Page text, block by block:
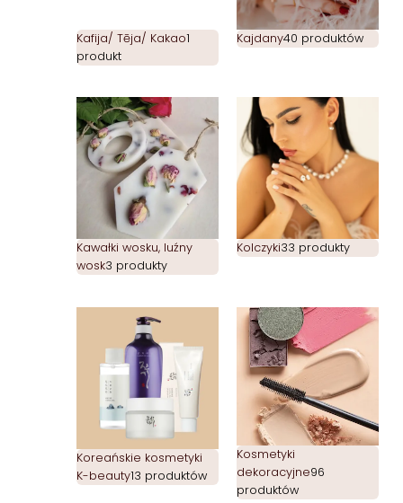
Kafija/ Tēja/ Kakao1
produkt
Kajdany40 produktów
Kawałki wosku, luźny
wosk3 produkty
Kolczyki33 produkty
Koreańskie kosmetyki
K-beauty13 produktów
Kosmetyki
dekoracyjne96
produktów